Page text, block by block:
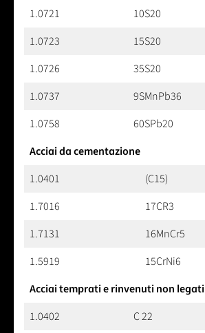
1.0721
10S20
1.0723
15S20
1.0726
35S20
1.0737
9SMnPb36
1.0758
60SPb20
Acciai da cementazione
1.0401
(C15)
1.7016
17CR3
1.7131
16MnCr5
1.5919
15CrNi6
Acciai temprati e rinvenuti non legati
1.0402
C 22